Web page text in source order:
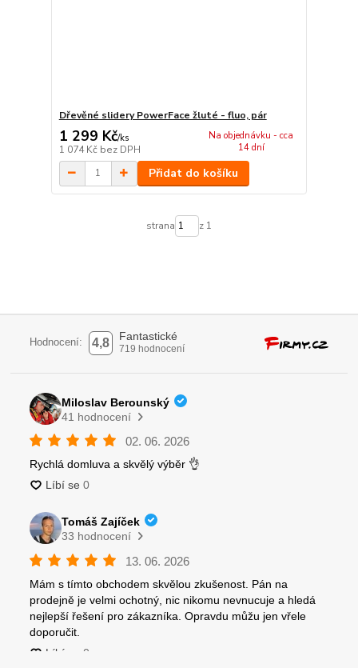
Dřevěné slidery PowerFace žluté - fluo, pár
1 299 Kč/ks
1 074 Kč bez DPH
Na objednávku - cca
14 dní
Přidat do košíku
strana z 1